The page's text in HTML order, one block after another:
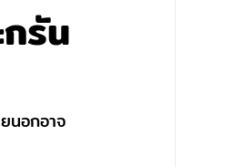
รัน
นอกอาจ